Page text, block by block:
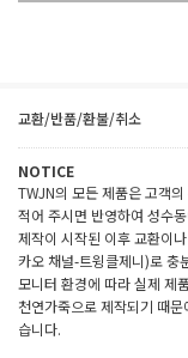
교환/반품/환불/취소
NOTICE
TWJN의 모든 제품은 고객
적어 주시면 반영하여 성수
제작이 시작된 이후 교환이
카오 채널-트윙클제니)로 충
모니터 환경에 따라 실제 제
천연가죽으로 제작되기 때
습니다.